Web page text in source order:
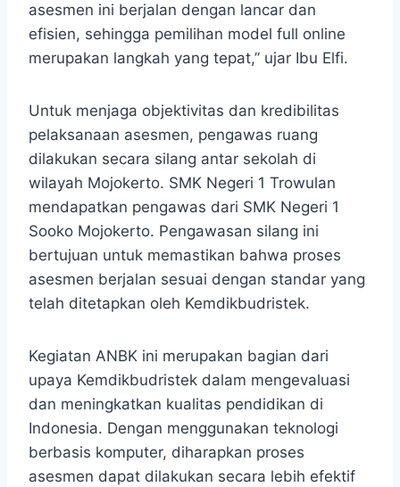
asesmen ini berjalan dengan lancar dan
efisien, sehingga pemilihan model full online
merupakan langkah yang tepat,” ujar Ibu Elfi.
Untuk menjaga objektivitas dan kredibilitas
pelaksanaan asesmen, pengawas ruang
dilakukan secara silang antar sekolah di
wilayah Mojokerto. SMK Negeri 1 Trowulan
mendapatkan pengawas dari SMK Negeri 1
Sooko Mojokerto. Pengawasan silang ini
bertujuan untuk memastikan bahwa proses
asesmen berjalan sesuai dengan standar yang
telah ditetapkan oleh Kemdikbudristek.
Kegiatan ANBK ini merupakan bagian dari
upaya Kemdikbudristek dalam mengevaluasi
dan meningkatkan kualitas pendidikan di
Indonesia. Dengan menggunakan teknologi
berbasis komputer, diharapkan proses
asesmen dapat dilakukan secara lebih efektif